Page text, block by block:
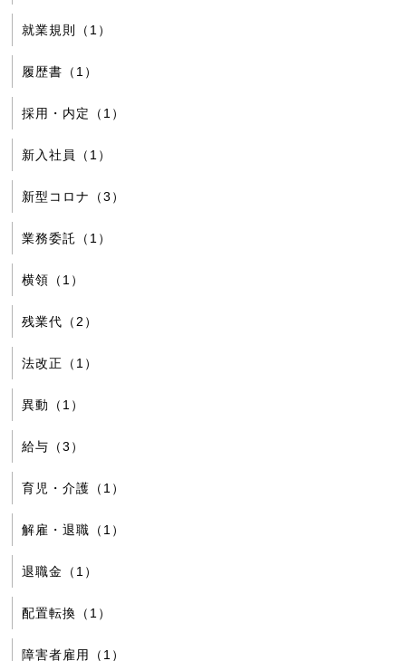
就業規則（1）
履歴書（1）
採用・内定（1）
新入社員（1）
新型コロナ（3）
業務委託（1）
横領（1）
残業代（2）
法改正（1）
異動（1）
給与（3）
育児・介護（1）
解雇・退職（1）
退職金（1）
配置転換（1）
障害者雇用（1）